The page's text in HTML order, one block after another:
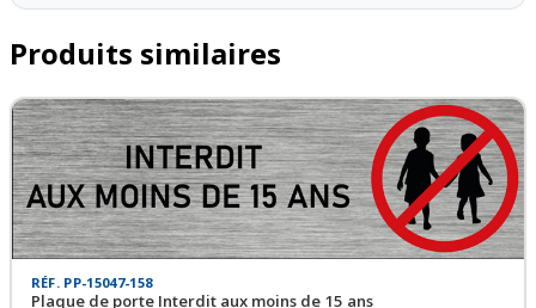
Produits similaires
RÉF. PP-15047-158
Plaque de porte Interdit aux moins de 15 ans